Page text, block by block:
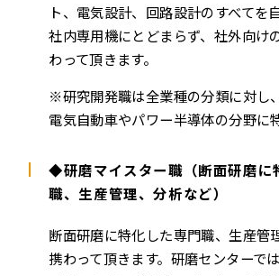
ト、電気設計、回路設計のすべてを
社内専用機にとどまらず、社外向け
わって頂きます。
※研究開発職は全業種の分類に対し
電気自動車やパワー半導体の分野に
◆研磨マイスター職（断面研磨に
職、生産管理、分析など）
断面研磨に特化した専門職、生産管
携わって頂きます。研磨センターで